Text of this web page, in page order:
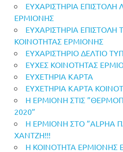
ΕΥΧΑΡΙΣΤΗΡΙΑ ΕΠΙΣΤΟΛΗ
ΕΡΜΙΟΝΗΣ
ΕΥΧΑΡΙΣΤΗΡΙΑ
ΚΟΙΝΟΤΗΤΑΣ ΕΡΜΙΟΝΗΣ
ΕΥΧΑΡΙΣΤΗΡΙΟ ΔΕΛΤΙΟ
ΕΥΧΕΣ ΚΟΙΝΟΤΗΤΑΣ
ΕΥΧΕΤΗΡΙΑ ΚΑΡΤΑ
ΕΥΧΕΤΗΡΙΑ ΚΑΡΤΑ
Η ΕΡΜΙΟΝΗ ΣΤΙΣ
2020”
Η ΕΡΜΙΟΝΗ ΣΤΟ ”ALPHA
ΧΑΝΤΖΗ!!!
Η ΚΟΙΝΟΤΗΤΑ ΕΡΜΙΟΝΗΣ